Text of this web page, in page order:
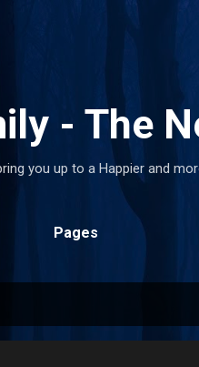
- The
you up to a Happier and
Pages